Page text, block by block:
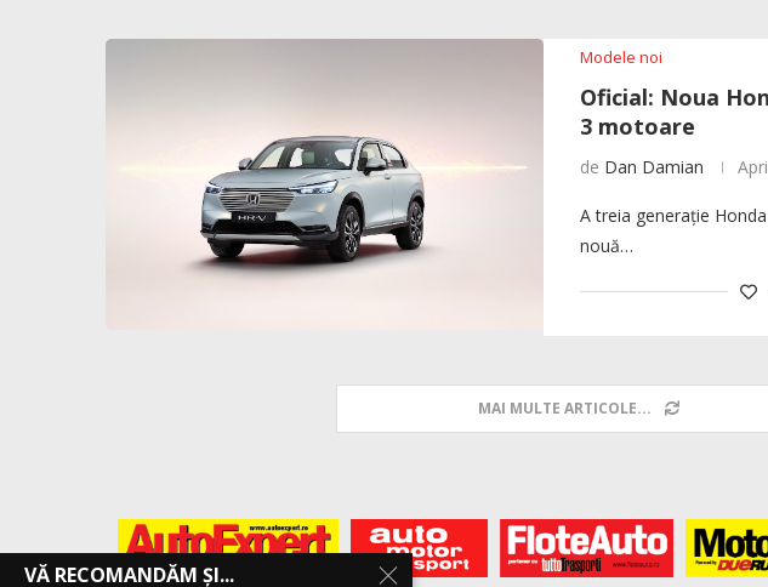
Modele noi
Oficial: Noua
3 motoare
de Dan Damian
A treia generație
nouă…
MAI MULTE ARTICOLE...
VĂ RECOMANDĂM ȘI...